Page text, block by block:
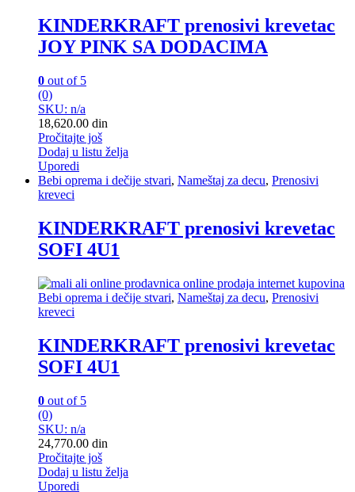
KINDERKRAFT prenosivi krevetac
JOY PINK SA DODACIMA
0 out of 5
(0)
SKU: n/a
18,620.00 din
Pročitajte još
Dodaj u listu želja
Uporedi
Bebi oprema i dečije stvari, Nameštaj za decu, Prenosivi
kreveci
KINDERKRAFT prenosivi krevetac
SOFI 4U1
Bebi oprema i dečije stvari, Nameštaj za decu, Prenosivi
kreveci
KINDERKRAFT prenosivi krevetac
SOFI 4U1
0 out of 5
(0)
SKU: n/a
24,770.00 din
Pročitajte još
Dodaj u listu želja
Uporedi